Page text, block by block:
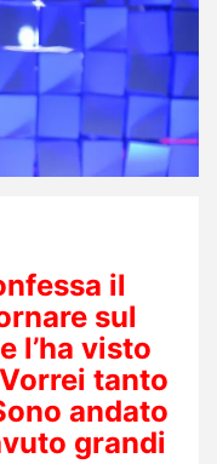
il
sul
l’ha visto
tanto
andato
grandi